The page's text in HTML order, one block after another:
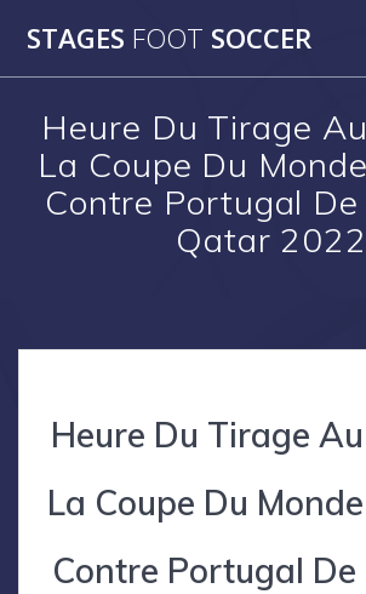
to
STAGES FOOT SOCCER
Heure Du Tirage
La Coupe Du
Contre Portugal
Qatar 2022
Heure Du Tirage
La Coupe Du
Contre Portugal De